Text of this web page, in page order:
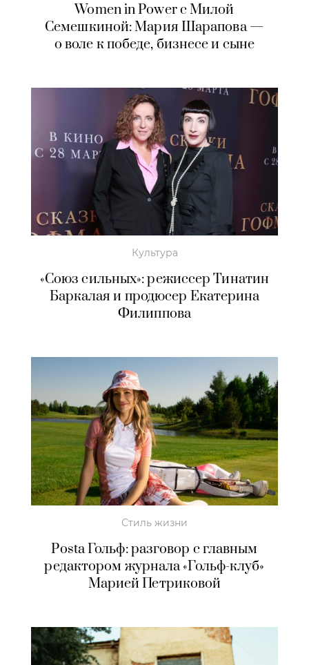
Women in Power c Милой
Семешкиной: Мария Шарапова —
о воле к победе, бизнесе и сыне
Культура
«Союз сильных»: режиссер Тинатин
Баркалая и продюсер Екатерина
Филиппова
Стиль жизни
Postа Гольф: разговор с главным
редактором журнала «Гольф-клуб»
Марией Петриковой